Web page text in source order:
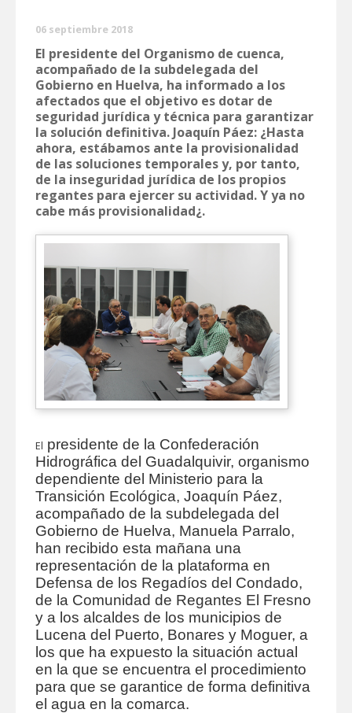
06 septiembre 2018
El presidente del Organismo de cuenca,
acompañado de la subdelegada del
Gobierno en Huelva, ha informado a los
afectados que el objetivo es dotar de
seguridad jurídica y técnica para garantizar
la solución definitiva. Joaquín Páez: ¿Hasta
ahora, estábamos ante la provisionalidad
de las soluciones temporales y, por tanto,
de la inseguridad jurídica de los propios
regantes para ejercer su actividad. Y ya no
cabe más provisionalidad¿.
El presidente de la Confederación
Hidrográfica del Guadalquivir, organismo
dependiente del Ministerio para la
Transición Ecológica, Joaquín Páez,
acompañado de la subdelegada del
Gobierno de Huelva, Manuela Parralo,
han recibido esta mañana una
representación de la plataforma en
Defensa de los Regadíos del Condado,
de la Comunidad de Regantes El Fresno
y a los alcaldes de los municipios de
Lucena del Puerto, Bonares y Moguer, a
los que ha expuesto la situación actual
en la que se encuentra el procedimiento
para que se garantice de forma definitiva
el agua en la comarca.